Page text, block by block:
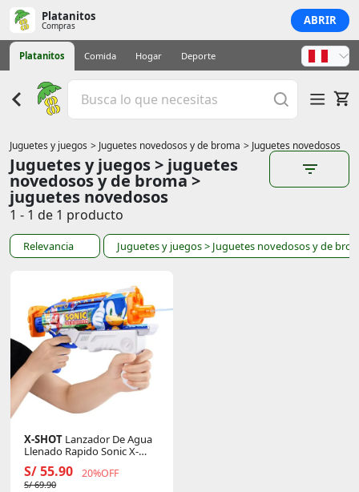
Platanitos
Compras ABRIR
Platanitos Comida Hogar Deporte
Juguetes y juegos > Juguetes novedosos y de broma > Juguetes novedosos
Juguetes y juegos > juguetes
novedosos y de broma >
juguetes novedosos
1 - 1 de 1 producto
Relevancia Juguetes y juegos> Juguetes novedosos y de
X-SHOT Lanzador De Agua
Llenado Rapido Sonic X-
Shot
S/ 55.90 20%OFF
S/ 69.90